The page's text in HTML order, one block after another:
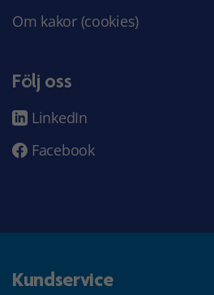
Om kakor (cookies)
Följ oss
LinkedIn
Facebook
Kundservice